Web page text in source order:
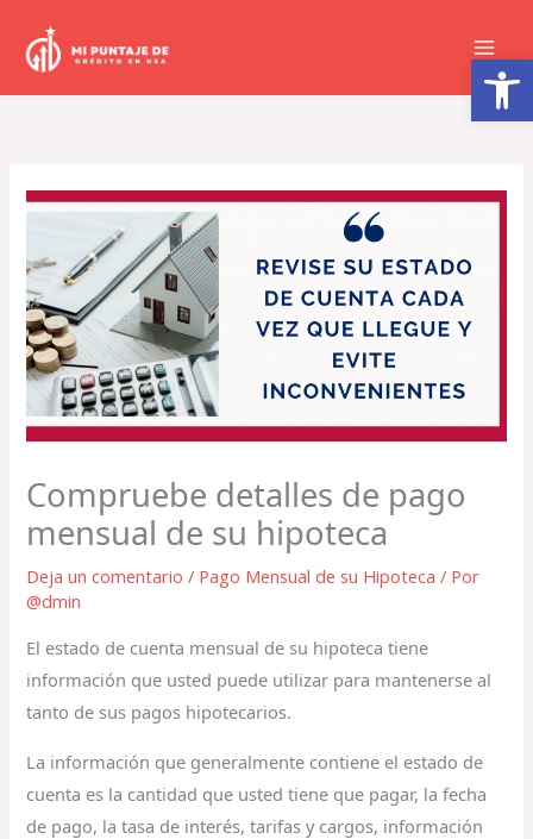
Abrir barra de herramientas
contenido
Compruebe detalles de pago
mensual de su hipoteca
Deja un comentario / Pago Mensual de su Hipoteca / Por
@dmin
El estado de cuenta mensual de su hipoteca tiene
información que usted puede utilizar para mantenerse al
tanto de sus pagos hipotecarios.
La información que generalmente contiene el estado de
cuenta es la cantidad que usted tiene que pagar, la fecha
de pago, la tasa de interés, tarifas y cargos, información